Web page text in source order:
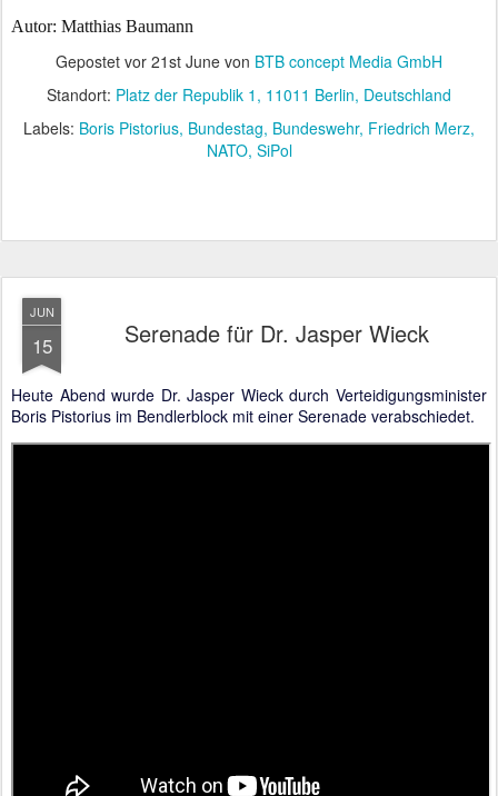
Autor: Matthias Baumann
Gepostet vor 21st June von BTB concept Media GmbH
Standort: Platz der Republik 1, 11011 Berlin, Deutschland
Labels: Boris Pistorius Bundestag Bundeswehr Friedrich Merz
NATO SiPol
JUN
15 Serenade für Dr. Jasper Wieck
Heute Abend wurde Dr. Jasper Wieck durch Verteidigungsminister
Boris Pistorius im Bendlerblock mit einer Serenade verabschiedet.